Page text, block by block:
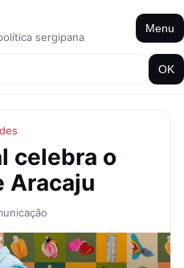
sergipana
Menu
OK
celebra o
Aracaju